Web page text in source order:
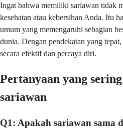
Ingat bahwa memiliki sariawan tidak
kesehatan atau kebersihan Anda. Itu
umum yang memengaruhi sebagian
dunia. Dengan pendekatan yang
secara efektif dan percaya diri.
Pertanyaan yang
sariawan
Q1: Apakah sariawan sama